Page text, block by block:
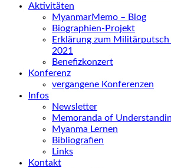
Aktivitäten
MyanmarMemo – Blog
Biographien-Projekt
Erklärung zum Militärputsch
2021
Benefizkonzert
Konferenz
vergangene Konferenzen
Infos
Newsletter
Memoranda of
Myanma Lernen
Bibliografien
Links
Kontakt